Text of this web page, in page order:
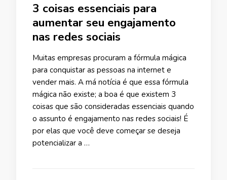
3 coisas essenciais para
aumentar seu engajamento
nas redes sociais
Muitas empresas procuram a fórmula mágica
para conquistar as pessoas na internet e
vender mais. A má notícia é que essa fórmula
mágica não existe; a boa é que existem 3
coisas que são consideradas essenciais quando
o assunto é engajamento nas redes sociais! É
por elas que você deve começar se deseja
potencializar a …